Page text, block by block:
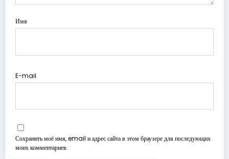
Имя
E-mail
Сохранить моё имя, email и адрес сайта в этом браузере для последующих
моих комментариев.